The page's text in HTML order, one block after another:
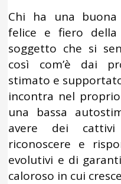
Chi ha una
felice e fiero della
soggetto che si
così com’è dai
stimato e
incontra nel
una bassa
avere dei
riconoscere e
evolutivi e di
caloroso in cui